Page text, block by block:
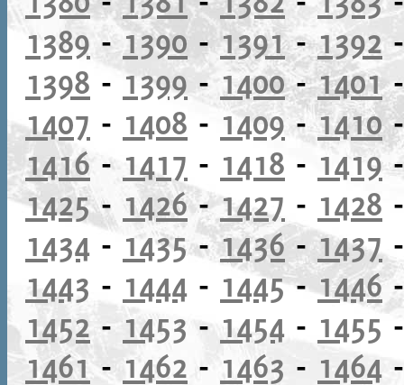
1389 -1390-1391-1392
1398 -1399 -1400-1401
1407 - 1408 - 1409-1410
1416- 1417 - 1418 - 1419
1425- 1426-1427 - 1428
1434 - 1435-1436- 1437
1443 - 1444 - 1445-1446
1452 -1453 - 1454 - 1455
1461- 1462 - 1463 - 1464